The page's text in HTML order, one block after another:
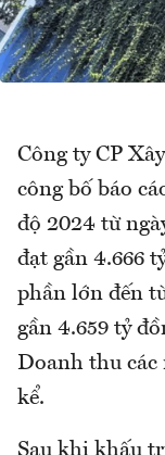
Công ty CP
công bố báo
độ 2024 từ
đạt gần 4.666
phần lớn đến
gần 4.659 tỷ
Doanh thu các
kể.